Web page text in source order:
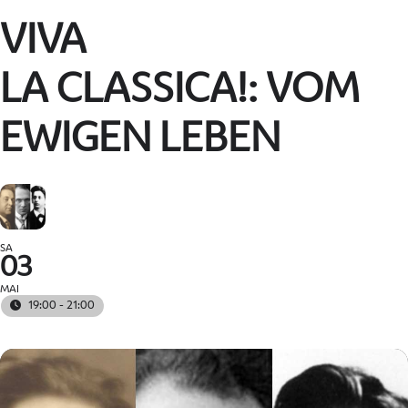
VIVA
LA CLASSICA!: VOM
EWIGEN LEBEN
SA
03
MAI
19:00 - 21:00